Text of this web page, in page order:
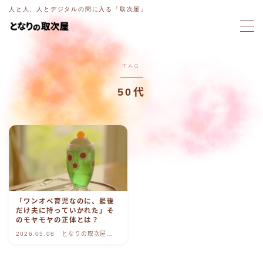
人と人、人とデジタルの間に入る「取次屋」
MENU
ホーム
意図電話
ブログ
ラジオ
取次屋ストーリー
TAG
50代
「ワンオペ育児なのに、最後
だけ夫に持っていかれた」そ
のモヤモヤの正体とは？
2026.05.08
となりの取次屋